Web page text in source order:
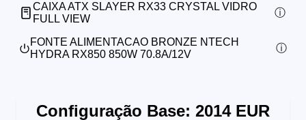
CAIXA ATX SLAYER RX33 CRYSTAL VIDRO
FULL VIEW
FONTE ALIMENTACAO BRONZE NTECH
HYDRA RX850 850W 70.8A/12V
Configuração Base: 2014 EUR